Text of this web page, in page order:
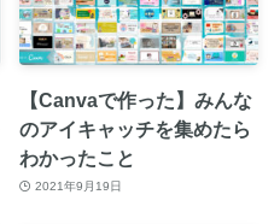
【Canvaで作った】みんな
のアイキャッチを集めたら
わかったこと
2021年9月19日